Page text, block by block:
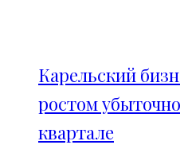
Карельский
ростом
квартале